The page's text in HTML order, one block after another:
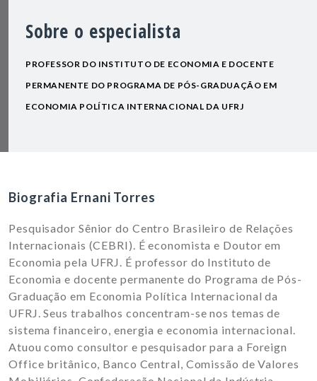
Sobre o especialista
PROFESSOR DO INSTITUTO DE ECONOMIA E DOCENTE
PERMANENTE DO PROGRAMA DE PÓS-GRADUAÇÃO EM
ECONOMIA POLÍTICA INTERNACIONAL DA UFRJ
Biografia Ernani Torres
Pesquisador Sênior do Centro Brasileiro de Relações
Internacionais (CEBRI). É economista e Doutor em
Economia pela UFRJ. É professor do Instituto de
Economia e docente permanente do Programa de Pós-
Graduação em Economia Política Internacional da
UFRJ. Seus trabalhos concentram-se nos temas de
sistema financeiro, energia e economia internacional.
Atuou como consultor e pesquisador para a Foreign
Office britânico, Banco Central, Comissão de Valores